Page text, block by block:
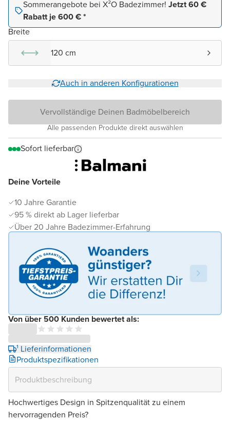
Deine Vorteile
10 Jahre Garantie
95 % direkt ab Lager lieferbar
Über 20 Jahre Badezimmer-Erfahrung
Von über 500 Kunden bewertet als:
¹ Lieferinformationen
Produktspezifikationen
Sommerangebote bei X²O Badezimmer! Jetzt 60 €
Rabatt je 600 € *
Breite
120 cm
Auch in anderen Konfigurationen
Vervollständige Deinen Badmöbelbereich
Alle passenden Produkte direkt auswählen
Sofort lieferbar
Hochwertiges Design in Spitzenqualität zu einem
hervorragenden Preis?